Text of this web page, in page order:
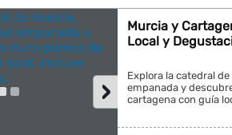
›
Murcia y
Local y
Explora la catedral
empanada y
cartagena con guía